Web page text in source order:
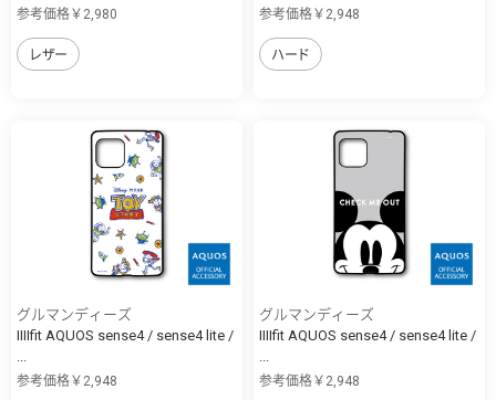
参考価格￥2,980
レザー
参考価格￥2,948
ハード
グルマンディーズ
IIIIfit AQUOS sense4 / sense4 lite /
...
参考価格￥2,948
グルマンディーズ
IIIIfit AQUOS sense4 / sense4 lite /
...
参考価格￥2,948